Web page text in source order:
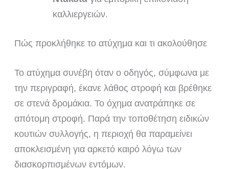
καλλιεργειών.
Πώς προκλήθηκε το ατύχημα και τι ακολούθησε
Το ατύχημα συνέβη όταν ο οδηγός, σύμφωνα με
την περιγραφή, έκανε λάθος στροφή και βρέθηκε
σε στενά δρομάκια. Το όχημα ανατράπηκε σε
απότομη στροφή. Παρά την τοποθέτηση ειδικών
κουτιών συλλογής, η περιοχή θα παραμείνει
αποκλεισμένη για αρκετό καιρό λόγω των
διασκορπισμένων εντόμων.